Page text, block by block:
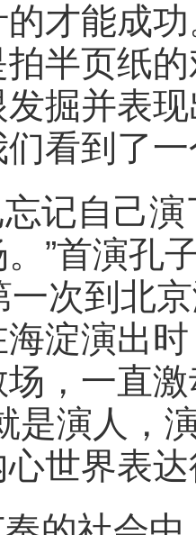
才能成
半页纸
掘并表
看到了
记自己
”首演孔
一次到北
淀演出
，一直
是演人，
世界表